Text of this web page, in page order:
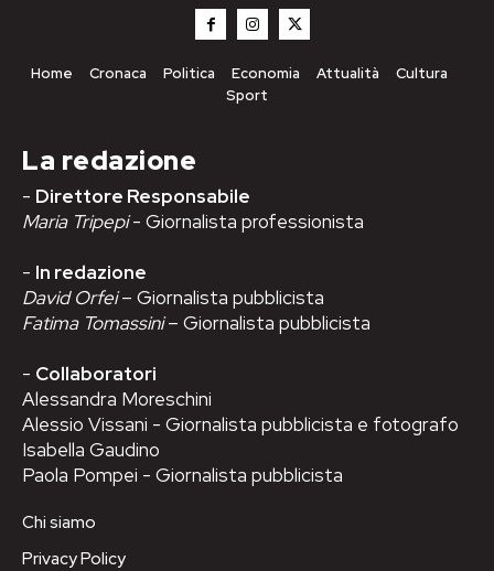
Home Cronaca Politica Economia Attualità
Cultura
Sport
La redazione
- Direttore Responsabile
Maria Tripepi- Giornalista professionista
- In redazione
David Orfei– Giornalista pubblicista
Fatima Tomassini– Giornalista pubblicista
- Collaboratori
Alessandra Moreschini
Alessio Vissani - Giornalista pubblicista e fotografo
Isabella Gaudino
Paola Pompei - Giornalista pubblicista
Chi siamo
Privacy Policy